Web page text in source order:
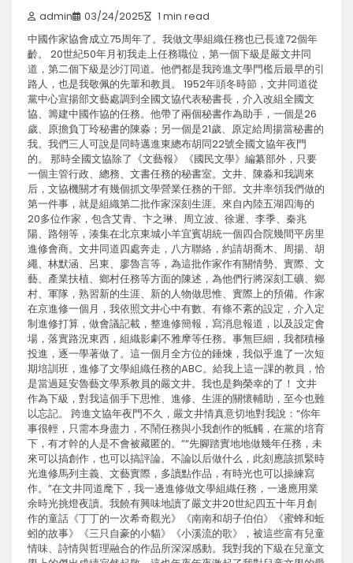
admin 03/24/2025 1 min read
中國作家協會成立75周年了。我做文學組織任務也已長達72個年
齡。 20世紀50年月初我走上任務職位，第一個下級是嚴文井同
道，第二個下級是沙汀同道。他們都是我跨進文學門檻后最早的引
路人，也是我敬佩的先輩和教員。 1952年頭冬時節，文井同道從
黨中心宣揚部文藝處調到全國文協代表秘書長，介入改組全國文
協、籌建中國作協的任務。他帶了兩個秘書作為助手，一個是26
歲、原擔負丁玲秘書的陳淼；另一個是21歲、原定給周揚當秘書的
我。我們三人可說是同時邁進東總布胡同22號全國文協年夜門
的。 那時全國文協除了《文藝報》《國民文學》編纂部外，只要
一個主管行政、總務、文書任務的秘書室。文井、陳淼和我調來
后，文協機關才有幾個抓文學營業任務的干部。文井率領我們做的
第一件事，就是組織第二批作家深刻生涯。來自內陸五湖四海的
20多位作家，包含艾青、卞之琳、周立波、徐遲、李季、秦兆
陽、路翎等，湊集在北京東城小羊宜賓胡統一個四合院幾間平房里
進修會商。文井同道四處奔走，八方聯絡，約請胡喬木、周揚、胡
繩、林默涵、呂東、廖魯言等，為這批作家作有關情勢、實際、文
藝、產業扶植、鄉村任務等方面的陳述，為他們行將深刻工礦、鄉
村、軍隊，熟習新的生涯、新的人物做思惟、實際上的預備。作家
在京進修一個月，我依照文井心中有數、有條不紊的設定，介入定
制進修打算，做會議記載，整進修簡報，寫消息報道，以及設定會
場，落實路況東西，組織影劇不雅摩等任務。事無巨細，我都積極
投進，逐一學著做了。這一個月全方位的錘煉，我似乎進了一次短
期培訓班，進修了文學組織任務的ABC。給我上這一課的教員，恰
是當過延安魯藝文學系教員的嚴文井。我也是夠榮幸的了！ 文井
作為下級，對我這個手下思惟、進修、生涯的關懷輔助，至今也難
以忘記。 跨進文協年夜門不久，嚴文井情真意切地對我說：“你年
事很輕，只需本身盡力，不鬧任務與小我創作的牴觸，在黨的培育
下，有才幹的人是不會被藏匿的。”“先腳踏實地地做幾年任務，未
來可以搞創作，也可以搞評論。不論以后做什么，此刻應該抓緊時
光進修馬列主義、文藝實際，多讀點作品，有時光也可以操練寫
作。”在文井同道麾下，我一邊進修做文學組織任務，一邊應用業
余時光挑燈夜讀。我饒有興味地讀了嚴文井20世紀四五十年月創
作的童話《丁丁的一次希奇觀光》《南南和胡子伯伯》《蜜蜂和蚯
蚓的故事》《三只自豪的小貓》《小溪流的歌》，被這些富有兒童
情味、詩情與哲理融合的作品所深深感動。我對我的下級在兒童文